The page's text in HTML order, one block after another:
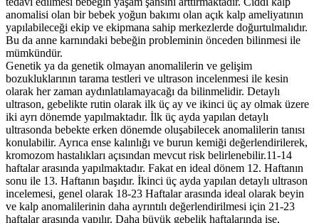
anomalisi olan bir bebek yoğun bakımı olan açık kalp ameliyatının
yapılabileceği ekip ve ekipmana sahip merkezlerde doğurtulmalıdır.
Bu da anne karnındaki bebeğin probleminin önceden bilinmesi ile
mümkündür.
Genetik ya da genetik olmayan anomalilerin ve gelişim
bozukluklarının tarama testleri ve ultrason incelenmesi ile kesin
olarak her zaman aydınlatılamayacağı da bilinmelidir. Detaylı
ultrason, gebelikte rutin olarak ilk üç ay ve ikinci üç ay olmak üzere
iki ayrı dönemde yapılmaktadır. İlk üç ayda yapılan detaylı
ultrasonda bebekte erken dönemde oluşabilecek anomalilerin tanısı
konulabilir. Ayrıca ense kalınlığı ve burun kemiği değerlendirilerek,
kromozom hastalıkları açısından mevcut risk belirlenebilir.11-14
haftalar arasında yapılmaktadır. Fakat en ideal dönem 12. Haftanın
sonu ile 13. Haftanın başıdır. İkinci üç ayda yapılan detaylı ultrason
incelemesi, genel olarak 18-23 Haftalar arasında ideal olarak beyin
ve kalp anomalilerinin daha ayrıntılı değerlendirilmesi için 21-23
haftalar arasında yapılır. Daha büyük gebelik haftalarında ise,